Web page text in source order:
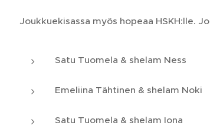
Joukkuekisassa myös hopeaa HSKH:lle.
Satu Tuomela & shelam Ness
Emeliina Tähtinen & shelam Noki
Satu Tuomela & shelam Iona